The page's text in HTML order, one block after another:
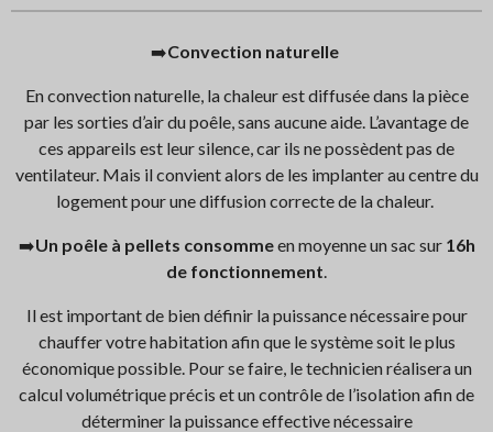
➡️Convection naturelle
En convection naturelle, la chaleur est diffusée dans la pièce
par les sorties d’air du poêle, sans aucune aide. L’avantage de
ces appareils est leur silence, car ils ne possèdent pas de
ventilateur. Mais il convient alors de les implanter au centre du
logement pour une diffusion correcte de la chaleur.
➡️Un poêle à pellets consommeen moyenne un sac sur16h
de fonctionnement
Il est important de bien définir la puissance nécessaire pour
chauffer votre habitation afin que le système soit le plus
économique possible. Pour se faire, le technicien réalisera un
calcul volumétrique précis et un contrôle de l’isolation afin de
déterminer la puissance effective nécessaire